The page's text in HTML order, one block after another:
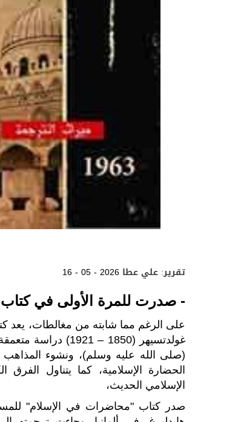
16 - 05 - 2026 تقرير: علي عطا
- صدرت للمرة الأولى في كتاب عام 1910 وخضعت
على الرغم مما شابته من مغالطات، يعد
غولدتسيهر (1850 –
(صلى الله عليه وسلم)، ونشوء المذاهب
الحضارة الإسلامية، كما يتناول الفرق
الإسلامي الحديث،